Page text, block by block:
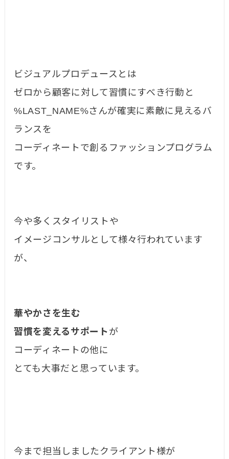
ビジュアルプロデュースとは
ゼロから顧客に対して習慣にすべき行動と
%LAST_NAME%さんが確実に素敵に見えるバ
ランスを
コーディネートで創るファッションプログラム
です。
今や多くスタイリストや
イメージコンサルとして様々行われています
が、
華やかさを生む
習慣を変えるサポート が
コーディネートの他に
とても大事だと思っています。
今まで担当しましたクライアント様が